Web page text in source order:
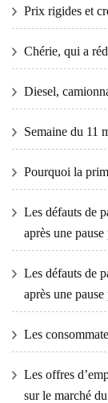
Prix ​​​​rigides et
Chérie, qui a
Diesel,
Semaine du 11
Pourquoi la
Les défauts de
après une
Les défauts de
après une
Les
Les offres
sur le marché